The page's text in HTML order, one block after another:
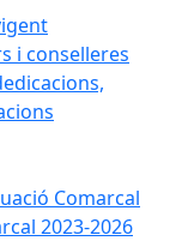
i conselleres
Comarcal
2023-2026